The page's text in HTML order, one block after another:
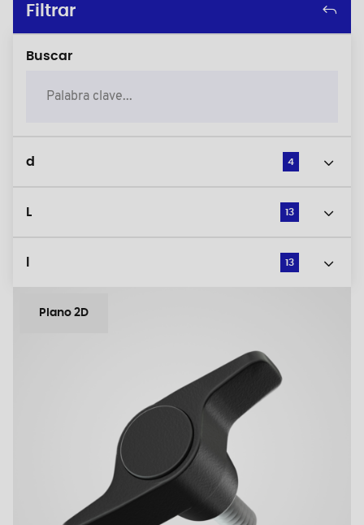
Filtrar
Buscar
d 4
L 13
13
Plano 2D